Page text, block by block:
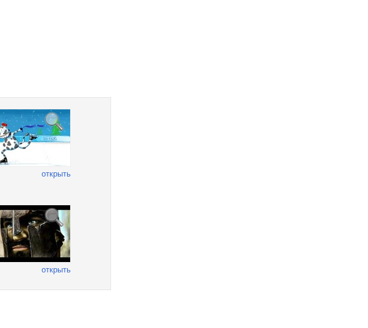
открыть
открыть